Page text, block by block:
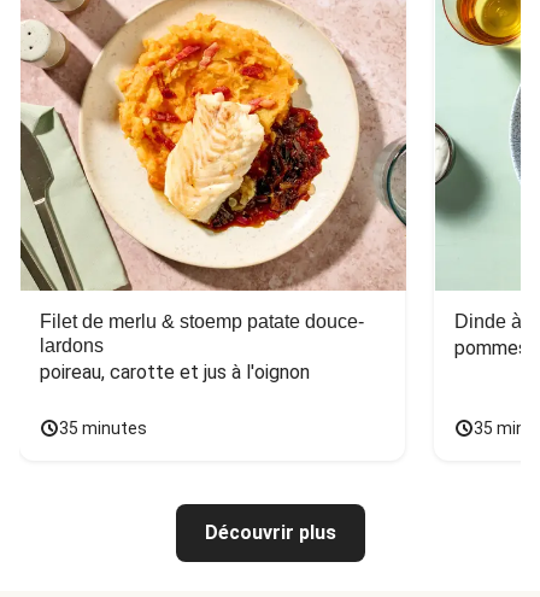
Filet de merlu & stoemp patate douce-
lardons
poireau, carotte et jus à l'oignon
35 minutes
Dinde à
pommes
35
Découvrir plus